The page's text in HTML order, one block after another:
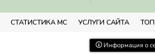
СТАТИСТИКА МС УСЛУГИ САЙТА
Информация о